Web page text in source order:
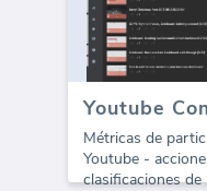
Youtube
Métricas de
Youtube -
clasificaciones de